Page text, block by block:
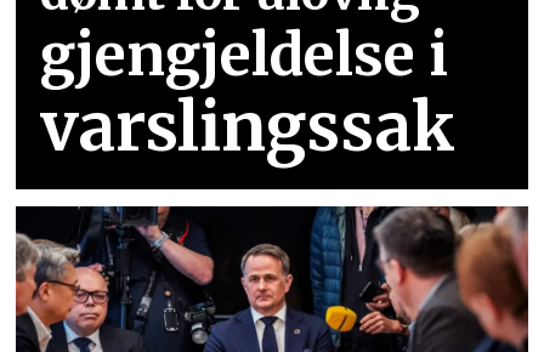
gjengjeldelse i
varslingssak